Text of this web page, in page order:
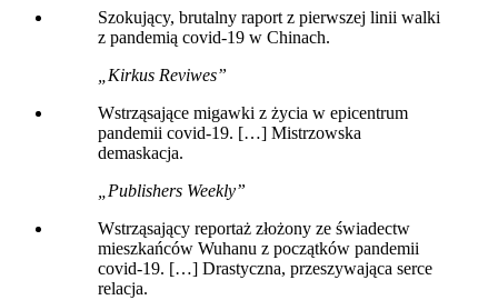
Szokujący, brutalny raport z pierwszej linii walki
z pandemią covid-19 w Chinach.
„Kirkus Reviwes”
Wstrząsające migawki z życia w epicentrum
pandemii covid-19. […] Mistrzowska
demaskacja.
„Publishers Weekly”
Wstrząsający reportaż złożony ze świadectw
mieszkańców Wuhanu z początków pandemii
covid-19. […] Drastyczna, przeszywająca serce
relacja.